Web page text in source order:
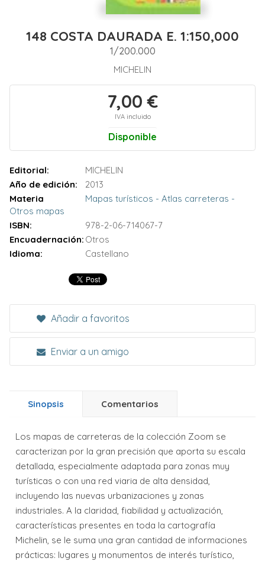
148 COSTA DAURADA E. 1:150,000
1/200.000
MICHELIN
7,00 €
IVA incluido
Disponible
Editorial:
MICHELIN
Año de edición:
2013
Materia
Mapas turísticos - Atlas carreteras -
Otros mapas
ISBN:
978-2-06-714067-7
Encuadernación: Otros
Idioma:
Castellano
Añadir a favoritos
Enviar a un amigo
Sinopsis Comentarios
Los mapas de carreteras de la colección Zoom se
caracterizan por la gran precisión que aporta su escala
detallada, especialmente adaptada para zonas muy
turísticas o con una red viaria de alta densidad,
incluyendo las nuevas urbanizaciones y zonas
industriales. A la claridad, fiabilidad y actualización,
características presentes en toda la cartografía
Michelin, se le suma una gran cantidad de informaciones
prácticas: lugares y monumentos de interés turístico,